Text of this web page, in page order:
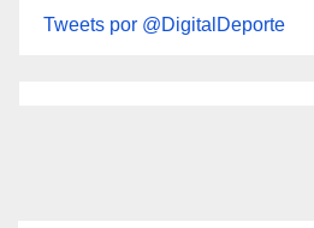
Tweets por @DigitalDeporte